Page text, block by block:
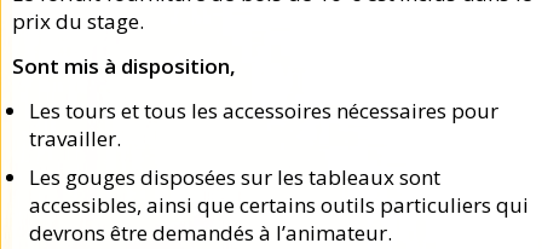
prix du stage.
Sont mis à disposition,
Les tours et tous les accessoires nécessaires pour
travailler.
Les gouges disposées sur les tableaux sont
accessibles, ainsi que certains outils particuliers qui
devrons être demandés à l’animateur.